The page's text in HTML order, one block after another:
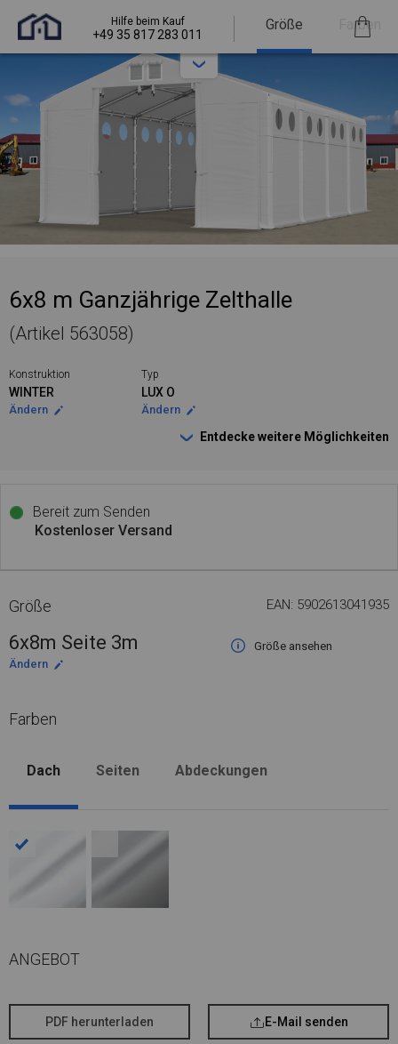
Hilfe beim Kauf
+49 35 817 283 011
Größe Farben
6x8 m Ganzjährige Zelthalle
(Artikel 563058)
Konstruktion
WINTER
Ändern
Typ
LUX O
Ändern
Entdecke weitere Möglichkeiten
Bereit zum Senden
Kostenloser Versand
Größe EAN: 5902613041935
6x8m Seite 3m
Größe ansehen
Ändern
Farben
Dach Seiten Abdeckungen
ANGEBOT
PDF herunterladen E-Mail senden